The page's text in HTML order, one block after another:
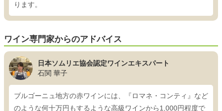
ります。
ワイン専門家からのアドバイス
日本ソムリエ協会認定ワインエキスパート
石関 華子
ブルゴーニュ地方の赤ワインには、『ロマネ・コンティ』など
のような何十万円もするような高級ワインから1,000円程度で